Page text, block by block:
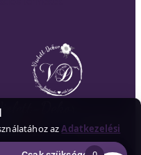
Dekor
azAdatkezelési